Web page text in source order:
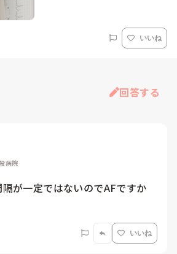
いいね
回答する
病院
が一定ではないのでAFですか
いいね